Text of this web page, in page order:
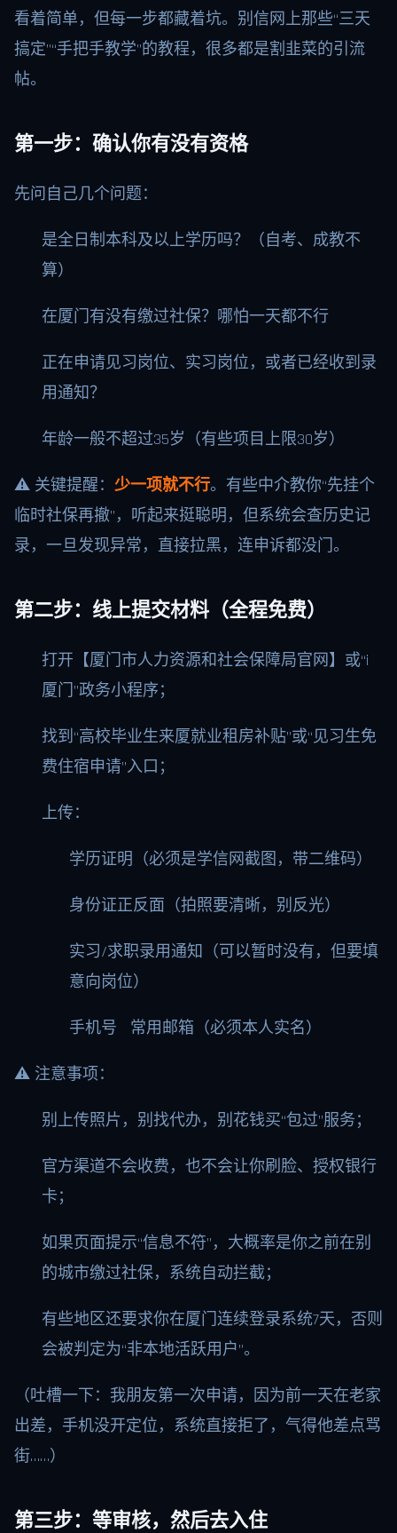
看着简单，但每一步都藏着坑。别信网上那些“三天
搞定”“手把手教学”的教程，很多都是割韭菜的引流
帖。
第一步：确认你有没有资格
先问自己几个问题：
是全日制本科及以上学历吗？（自考、成教不
算）
在厦门有没有缴过社保？哪怕一天都不行
正在申请见习岗位、实习岗位，或者已经收到录
用通知？
年龄一般不超过35岁（有些项目上限30岁）
⚠️ 关键提醒： 少一项就不行。有些中介教你“先挂个
临时社保再撤”，听起来挺聪明，但系统会查历史记
录，一旦发现异常，直接拉黑，连申诉都没门。
第二步：线上提交材料（全程免费）
打开【厦门市人力资源和社会保障局官网】或“i
厦门”政务小程序；
找到“高校毕业生来厦就业租房补贴”或“见习生免
费住宿申请”入口；
上传：
学历证明（必须是学信网截图，带二维码）
身份证正反面（拍照要清晰，别反光）
实习/求职录用通知（可以暂时没有，但要填
意向岗位）
手机号 常用邮箱（必须本人实名）
⚠️ 注意事项：
别上传照片，别找代办，别花钱买“包过”服务；
官方渠道不会收费，也不会让你刷脸、授权银行
卡；
如果页面提示“信息不符”，大概率是你之前在别
的城市缴过社保，系统自动拦截；
有些地区还要求你在厦门连续登录系统7天，否则
会被判定为“非本地活跃用户”。
（吐槽一下：我朋友第一次申请，因为前一天在老家
出差，手机没开定位，系统直接拒了，气得他差点骂
街……）
第三步：等审核，然后去入住